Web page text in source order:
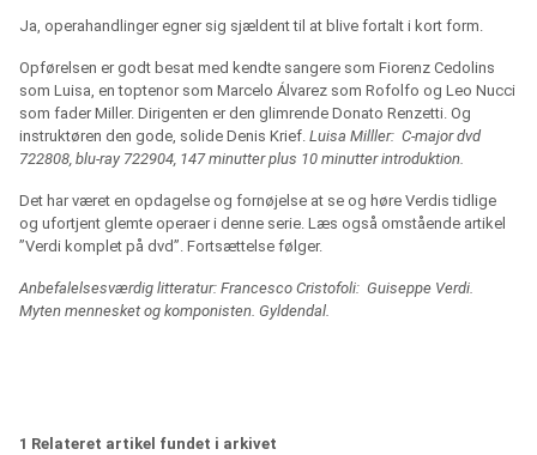
Ja, operahandlinger egner sig sjældent til at blive fortalt i kort form.
Opførelsen er godt besat med kendte sangere som Fiorenz Cedolins
som Luisa, en toptenor som Marcelo Álvarez som Rofolfo og Leo Nucci
som fader Miller. Dirigenten er den glimrende Donato Renzetti. Og
instruktøren den gode, solide Denis Krief. Luisa Milller: C-major dvd
722808, blu-ray 722904, 147 minutter plus 10 minutter introduktion.
Det har været en opdagelse og fornøjelse at se og høre Verdis tidlige
og ufortjent glemte operaer i denne serie. Læs også omstående artikel
”Verdi komplet på dvd”. Fortsættelse følger.
Anbefalelsesværdig litteratur: Francesco Cristofoli: Guiseppe Verdi.
Myten mennesket og komponisten. Gyldendal.
1 Relateret artikel fundet i arkivet